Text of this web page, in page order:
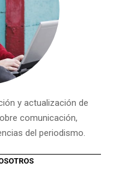
y actualización de
comunicación,
del periodismo.